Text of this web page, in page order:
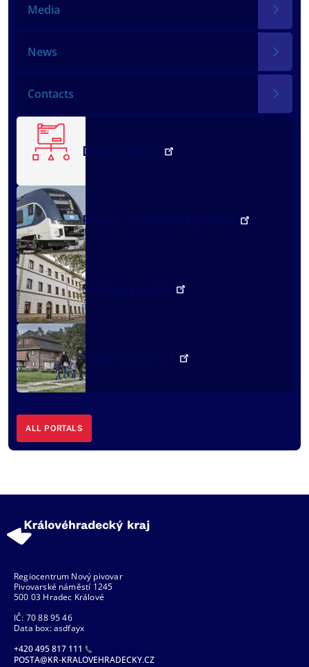
Media
News
Contacts
Data portal
Public transport portal
School portal
Tourist portal
ALL PORTALS
Regiocentrum Nový pivovar
Pivovarské náměstí 1245
500 03 Hradec Králové
IČ: 70 88 95 46
Data box: asdfayx
+420 495 817 111
POSTA@KR-KRALOVEHRADECKY.CZ